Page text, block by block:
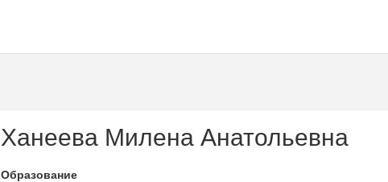
Ханеева Милена Анатольевна
Образование